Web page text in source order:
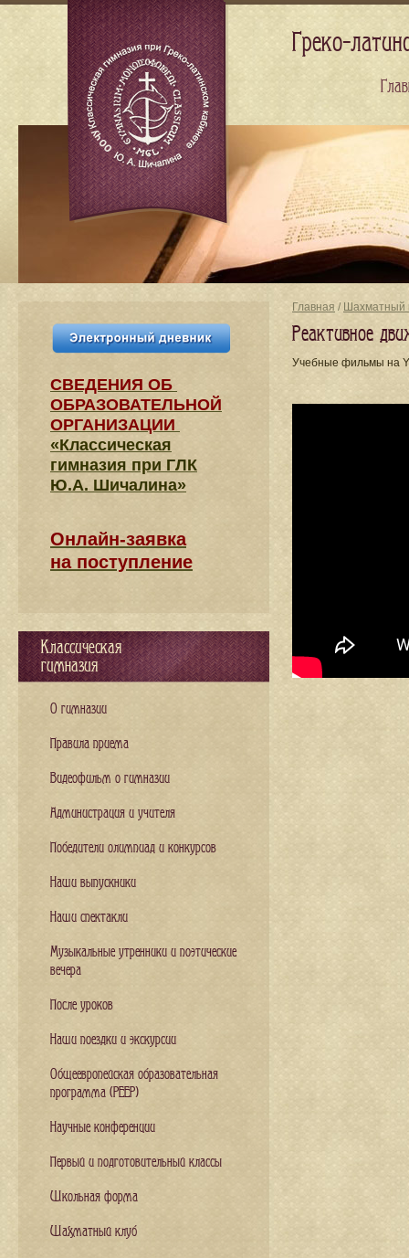
Главная / Шахматный
Реактивное
Учебные фильмы на
СВЕДЕНИЯ​ ОБ
ОБРАЗОВАТЕЛЬНОЙ
ОРГАНИЗАЦИИ
«Классическая
гимназия при ГЛК
Ю.А. Шичалина»
Онлайн-заявка
на поступление
Классическая
гимназия
О гимназии
Правила приема
Видеофильм о гимназии
Администрация и учителя
Победители олимпиад и конкурсов
Наши выпускники
Наши спектакли
Музыкальные утренники и поэтические
вечера
После уроков
Наши поездки и экскурсии
Общеевропейская образовательная
программа (PEEP)
Научные конференции
Первый и подготовительный классы
Школьная форма
Шахматный клуб
Греко-